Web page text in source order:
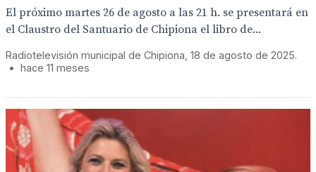
El próximo martes 26 de agosto a las 21 h. se presentará en
el Claustro del Santuario de Chipiona el libro de...
Radiotelevisión municipal de Chipiona, 18 de agosto de 2025.
• hace 11 meses